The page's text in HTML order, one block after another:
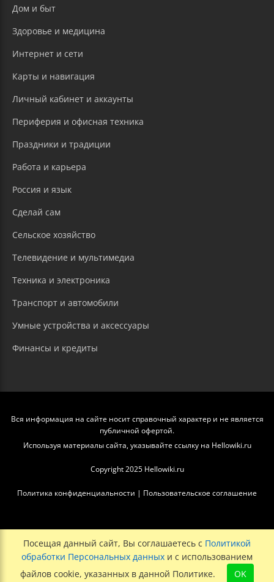
Дом и быт
Здоровье и медицина
Интернет и сети
Карты и навигация
Личный кабинет и аккаунты
Периферия и офисная техника
Праздники и традиции
Работа и карьера
Россия и язык
Сделай сам
Сельское хозяйство
Телевидение и мультимедиа
Техника и электроника
Транспорт и автомобили
Умные устройства и аксессуары
Финансы и кредиты
Вся информация на сайте носит справочный характер и не является
публичной офертой.
Используя материалы сайта, указывайте ссылку на Hellowiki.ru
Copyright 2025 Hellowiki.ru
Политика конфиденциальности | Пользовательское соглашение
Посещая данный сайт, Вы соглашаетесь с Политикой
обработки Персональных данных и с использованием
файлов cookie, указанных в данной Политике.
OK